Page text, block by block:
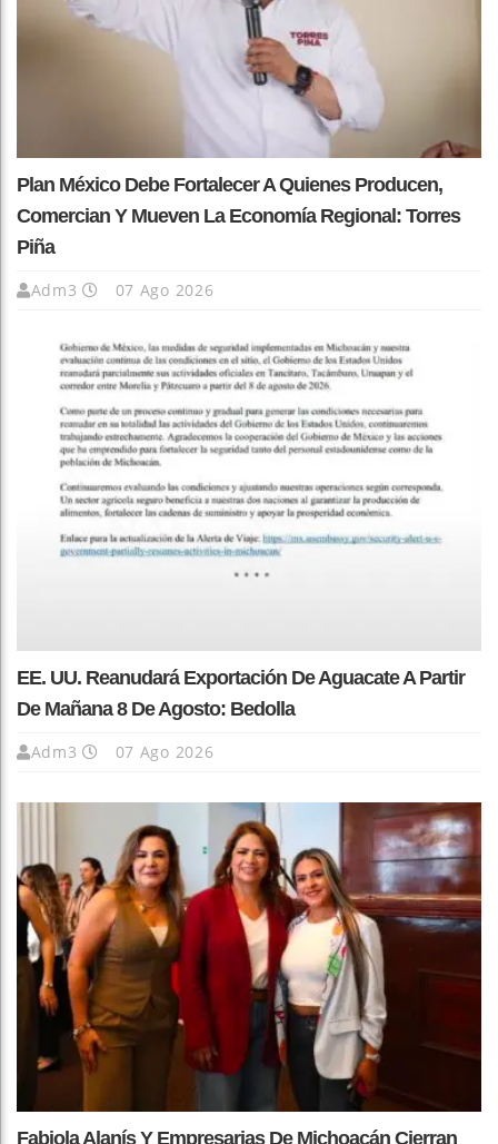
Plan México Debe Fortalecer A Quienes Producen,
Comercian Y Mueven La Economía Regional: Torres
Piña
Adm3 07 Ago 2026
EE. UU. Reanudará Exportación De Aguacate A Partir
De Mañana 8 De Agosto: Bedolla
Adm3 07 Ago 2026
Fabiola Alanís Y Empresarias De Michoacán Cierran